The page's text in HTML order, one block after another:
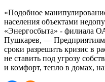
«Подобное
населения объектами
«Энергосбыта» - филиала
Пушкарев, —
сроки разрешить кризис в
не ставить под угрозу
и комфорт, тепло в домах,